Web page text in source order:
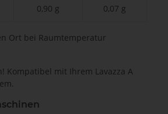
0,90 g 0,07 g
Ort bei Raumtemperatur
Kompatibel mit Ihrem Lavazza A